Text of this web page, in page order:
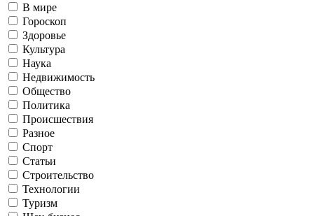
В мире
Гороскоп
Здоровье
Культура
Наука
Недвижимость
Общество
Политика
Происшествия
Разное
Спорт
Статьи
Строительство
Технологии
Туризм